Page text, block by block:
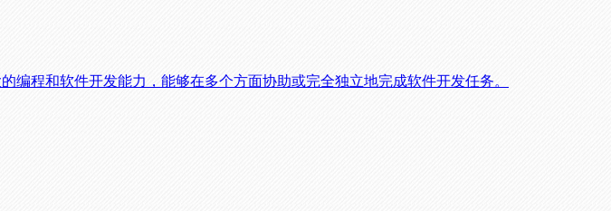
程和软件开发能力，能够在多个方面协助或完全独立地完成软件开发任务。